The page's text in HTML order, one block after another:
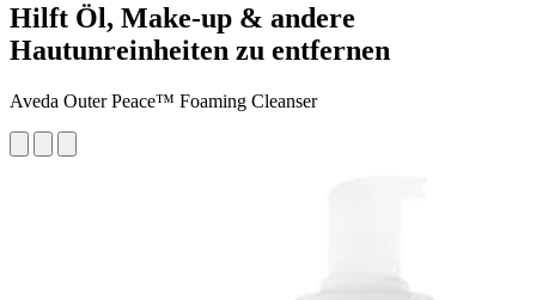
Hilft Öl, Make-up & andere
Hautunreinheiten zu entfernen
Aveda Outer Peace™ Foaming Cleanser